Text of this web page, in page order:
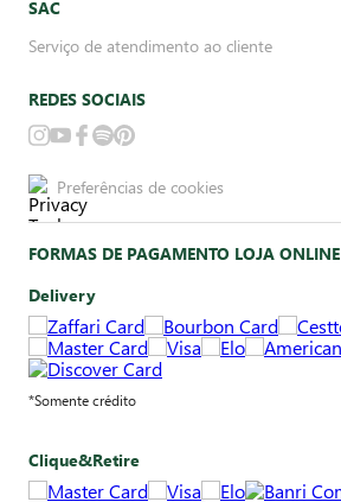
SAC
Serviço de atendimento ao cliente
REDES SOCIAIS
Preferências de cookies
FORMAS DE PAGAMENTO LOJA ONLINE
Delivery
*Somente crédito
Clique&Retire